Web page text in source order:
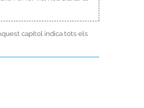
capítol indica tots els